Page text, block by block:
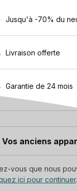
Jusqu'à -70% du
Livraison offerte
Garantie de 24 mois
Vos anciens
vous que nous
ici pour continuer.